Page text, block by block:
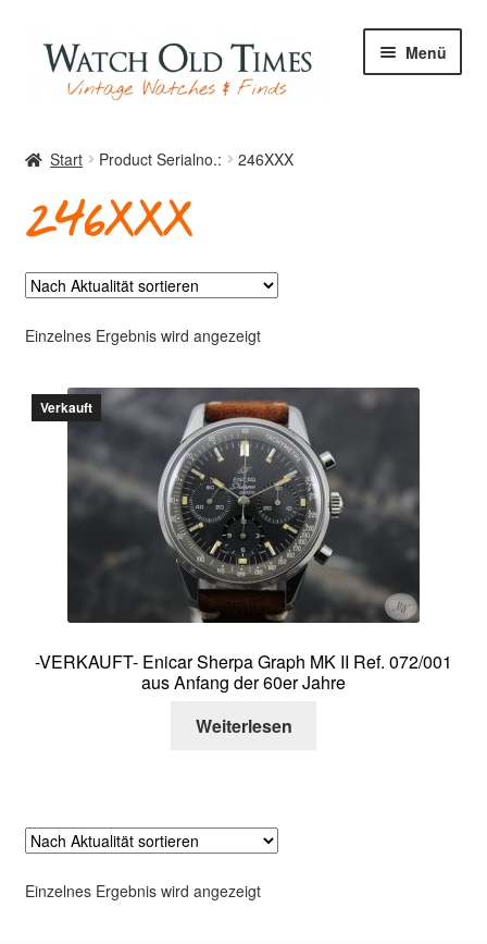
Zur
Navigation
springen
Zum
Inhalt
springen
Menü
Uhren
Archiv
Über mich
Start Product Serialno.: 246XXX
246XXX
Einzelnes Ergebnis wird angezeigt
Verkauft
-VERKAUFT- Enicar Sherpa Graph MK II Ref. 072/001
aus Anfang der 60er Jahre
Weiterlesen
Einzelnes Ergebnis wird angezeigt